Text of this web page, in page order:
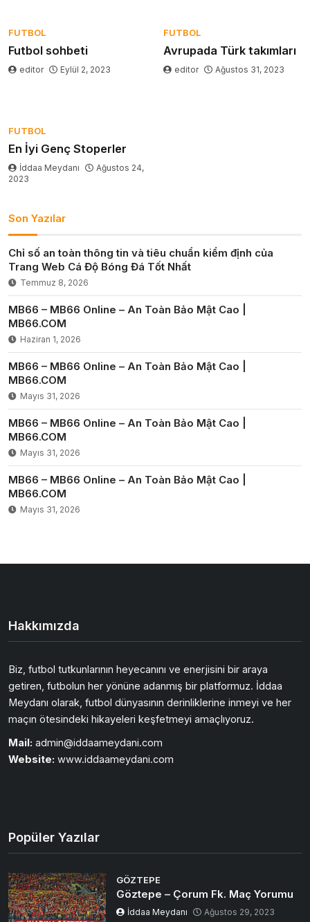
FUTBOL
Futbol sohbeti
editor Eylül 2, 2023
FUTBOL
Avrupada Türk takımları
editor Ağustos 31, 2023
FUTBOL
En İyi Genç Stoperler
İddaa Meydanı
Ağustos 24,
2023
Son Yazılar
Chỉ số an toàn thông tin và tiêu chuẩn kiểm định của
Trang Web Cá Độ Bóng Đá Tốt Nhất
Temmuz 8, 2026
MB66 – MB66 Online – An Toàn Bảo Mật Cao |
MB66.COM
Haziran 1, 2026
MB66 – MB66 Online – An Toàn Bảo Mật Cao |
MB66.COM
Mayıs 31, 2026
MB66 – MB66 Online – An Toàn Bảo Mật Cao |
MB66.COM
Mayıs 31, 2026
MB66 – MB66 Online – An Toàn Bảo Mật Cao |
MB66.COM
Mayıs 31, 2026
Hakkımızda
Biz, futbol tutkunlarının heyecanını ve enerjisini bir araya
getiren, futbolun her yönüne adanmış bir platformuz. İddaa
Meydanı olarak, futbol dünyasının derinliklerine inmeyi ve her
maçın ötesindeki hikayeleri keşfetmeyi amaçlıyoruz.
Mail: admin@iddaameydani.com
Website: www.iddaameydani.com
Popüler Yazılar
GÖZTEPE
Göztepe – Çorum Fk. Maç Yorumu
İddaa Meydanı Ağustos 29, 2023